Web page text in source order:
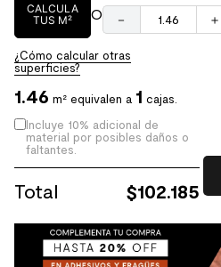
CALCULA
TUS M²
O ＋
－
¿Cómo calcular otras
superficies?
1.46 m² equivalen a 1 cajas.
Incluye 10% adicional de
material por posibles daños o
faltantes.
Total $102.185